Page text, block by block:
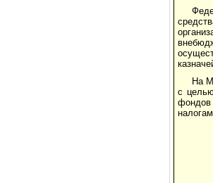
На
с